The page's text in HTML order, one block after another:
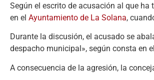
Según el escrito de acusación al que ha
en el Ayuntamiento de La Solana,
Durante la discusión, el acusado se
despacho municipal», según consta en el
A consecuencia de la agresión, la